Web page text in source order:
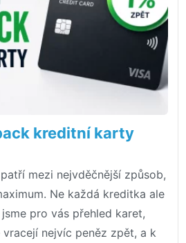
kreditní karty
mezi nejvděčnější způsob,
Ne každá kreditka ale
pro vás přehled karet,
vracejí nejvíc peněz zpět, a k